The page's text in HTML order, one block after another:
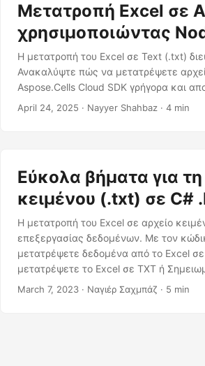
Μετατροπή Excel σε
χρησιμοποιώντας
Η μετατροπή του Excel σε Text (.txt)
Ανακαλύψτε πώς να μετατρέψετε
Aspose.Cells Cloud SDK γρήγορα και
April 24, 2025 · Nayyer Shahbaz · 4 min
Εύκολα βήματα για
κειμένου (.txt) σε C#
Η μετατροπή του Excel σε αρχείο
επεξεργασίας δεδομένων. Με τον
μετατρέψετε δεδομένα από το Excel
μετατρέψετε το Excel σε TXT ή
μπορείτε να μετατρέψετε τα
March 7, 2023 · Ναγιέρ Σαχμπάζ · 5 min